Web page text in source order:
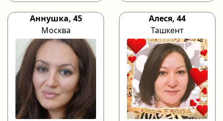
Аннушка, 45
Москва
Алеся, 44
Ташкент